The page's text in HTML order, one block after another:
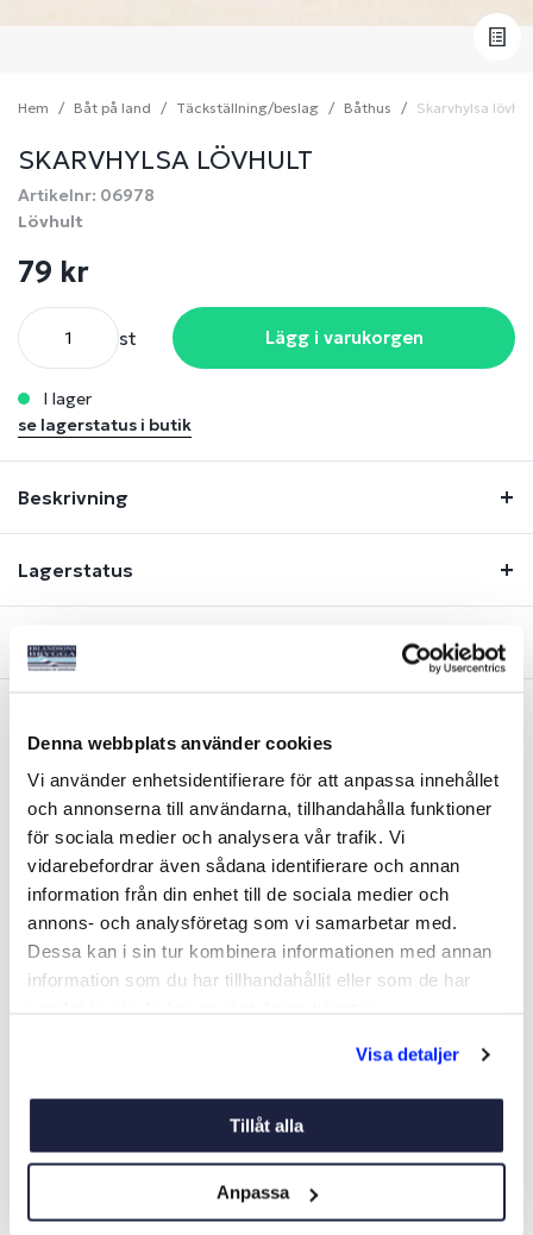
Denna webbplats använder cookies
Vi använder enhetsidentifierare för att anpassa innehållet
och annonserna till användarna, tillhandahålla funktioner
för sociala medier och analysera vår trafik. Vi
vidarebefordrar även sådana identifierare och annan
information från din enhet till de sociala medier och
annons- och analysföretag som vi samarbetar med.
Dessa kan i sin tur kombinera informationen med annan
information som du har tillhandahållit eller som de har
Visa detaljer
Tillåt alla
Anpassa
Hem Båt på land Täckställning/beslag Båthus Skarvhylsa
SKARVHYLSA LÖVHULT
Artikelnr: 06978
Lövhult
79 kr
st Lägg i varukorgen
i lager
se lagerstatus i butik
Beskrivning
Lagerstatus
Fråga om produkt
Art nr:
BULTSATS SKARVHYLSA 3-